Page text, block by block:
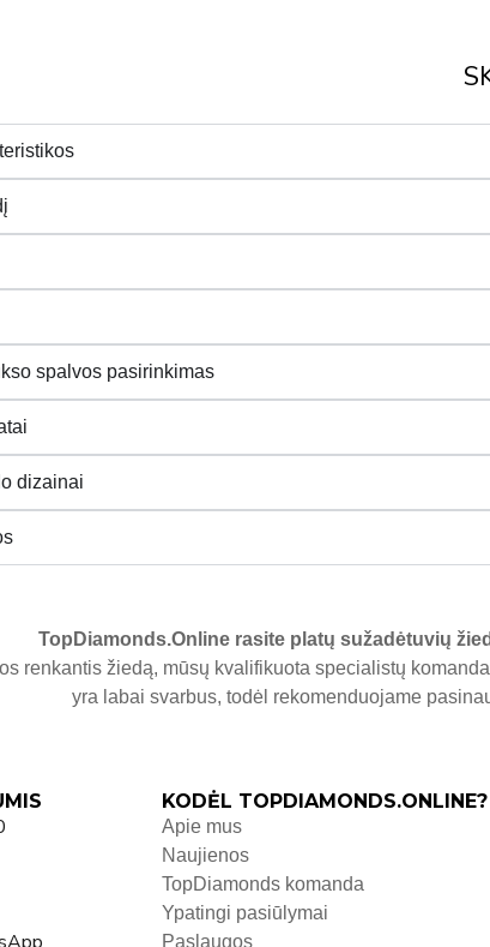
spalvos pasirinkimas
dizainai
TopDiamonds.Online rasite platų sužadėtuvių
renkantis žiedą, mūsų kvalifikuota specialistų
yra labai svarbus, todėl rekomenduojame
KODĖL TOPDIAMONDS.ONLINE?
Apie mus
Naujienos
TopDiamonds komanda
Ypatingi pasiūlymai
Paslaugos